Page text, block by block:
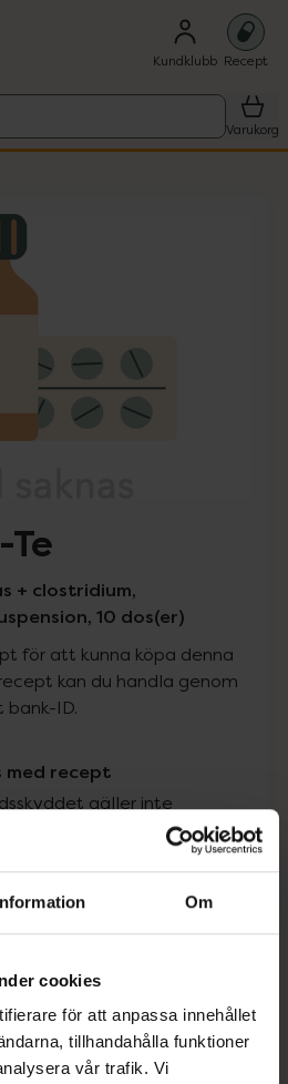
Om
cookies
för att anpassa innehållet
tillhandahålla funktioner
vår trafik. Vi
Kundklubb Recept
Varukorg
1 objekt.
+ clostridium,
10 dos(er)
för att kunna köpa denna
kan du handla genom
ID.
med recept
gäller inte
kr
1251,60 kr